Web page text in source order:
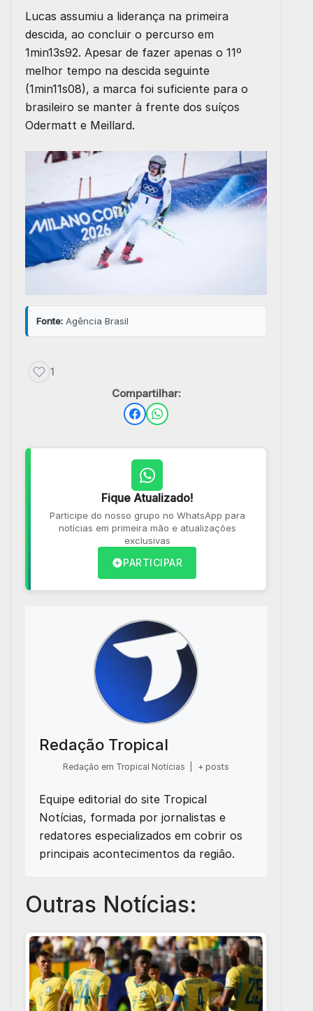
Lucas assumiu a liderança na primeira
descida, ao concluir o percurso em
1min13s92. Apesar de fazer apenas o 11º
melhor tempo na descida seguinte
(1min11s08), a marca foi suficiente para o
brasileiro se manter à frente dos suíços
Odermatt e Meillard.
Fonte: Agência Brasil
1
Compartilhar:
Fique Atualizado!
Participe do nosso grupo no WhatsApp para
notícias em primeira mão e atualizações
exclusivas
PARTICIPAR
Redação Tropical
Redação em Tropical Notícias + posts
Equipe editorial do site Tropical
Notícias, formada por jornalistas e
redatores especializados em cobrir os
principais acontecimentos da região.
Outras Notícias: